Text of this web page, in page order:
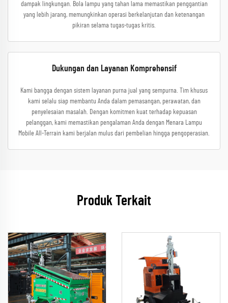
dampak lingkungan. Bola lampu yang tahan lama memastikan penggantian
yang lebih jarang, memungkinkan operasi berkelanjutan dan ketenangan
pikiran selama tugas-tugas kritis.
Dukungan dan Layanan Komprehensif
Kami bangga dengan sistem layanan purna jual yang sempurna. Tim khusus
kami selalu siap membantu Anda dalam pemasangan, perawatan, dan
penyelesaian masalah. Dengan komitmen kuat terhadap kepuasan
pelanggan, kami memastikan pengalaman Anda dengan Menara Lampu
Mobile All-Terrain kami berjalan mulus dari pembelian hingga pengoperasian.
Produk Terkait